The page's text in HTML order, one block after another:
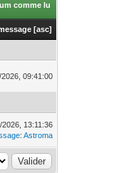
comme lu
[asc]
2026, 09:41:00
2026, 13:11:36
:Astroma